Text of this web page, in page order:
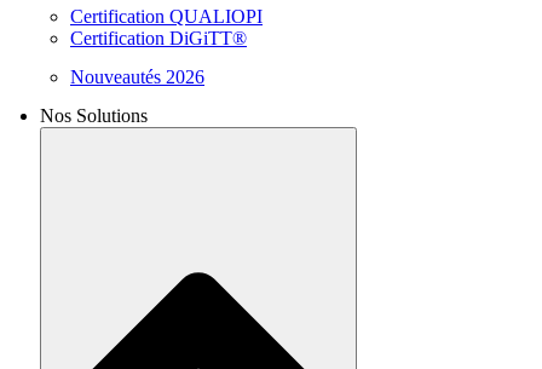
Certification QUALIOPI
Certification DiGiTT®
Nouveautés 2026
Nos Solutions